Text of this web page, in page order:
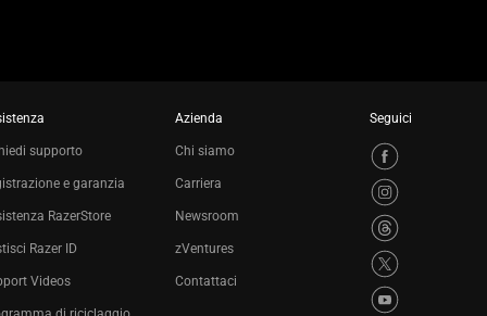
supporto
e garanzia
RazerStore
Razer ID
Videos
Azienda
Chi siamo
Carriera
Newsroom
zVentures
Contattaci
Seguici